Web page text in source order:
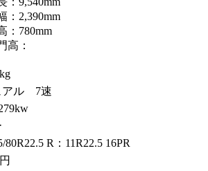
： 2,390mm
： 780mm
高：
アル 7速
80R22.5 R：11R22.5 16PR